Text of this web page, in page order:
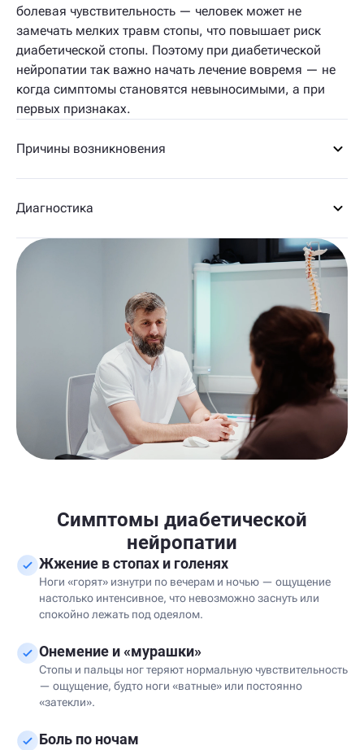
болевая чувствительность — человек может не
замечать мелких травм стопы, что повышает риск
диабетической стопы. Поэтому при диабетической
нейропатии так важно начать лечение вовремя — не
когда симптомы становятся невыносимыми, а при
первых признаках.
Причины возникновения
Диагностика
Симптомы диабетической
нейропатии
Жжение в стопах и голенях
Ноги «горят» изнутри по вечерам и ночью — ощущение
настолько интенсивное, что невозможно заснуть или
спокойно лежать под одеялом.
Онемение и «мурашки»
Стопы и пальцы ног теряют нормальную чувствительность
— ощущение, будто ноги «ватные» или постоянно
«затекли».
Боль по ночам